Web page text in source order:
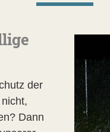
der
Dann